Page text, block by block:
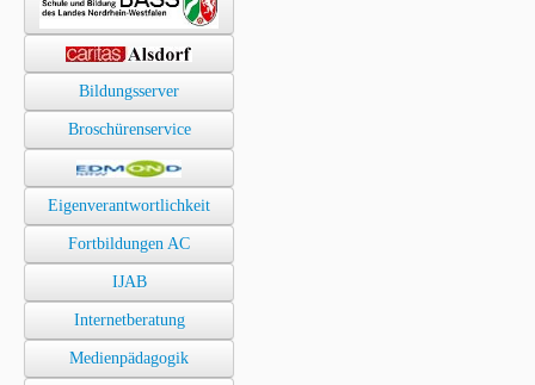
Bildungsserver
Broschürenservice
Eigenverantwortlichkeit
Fortbildungen AC
IJAB
Internetberatung
Medienpädagogik